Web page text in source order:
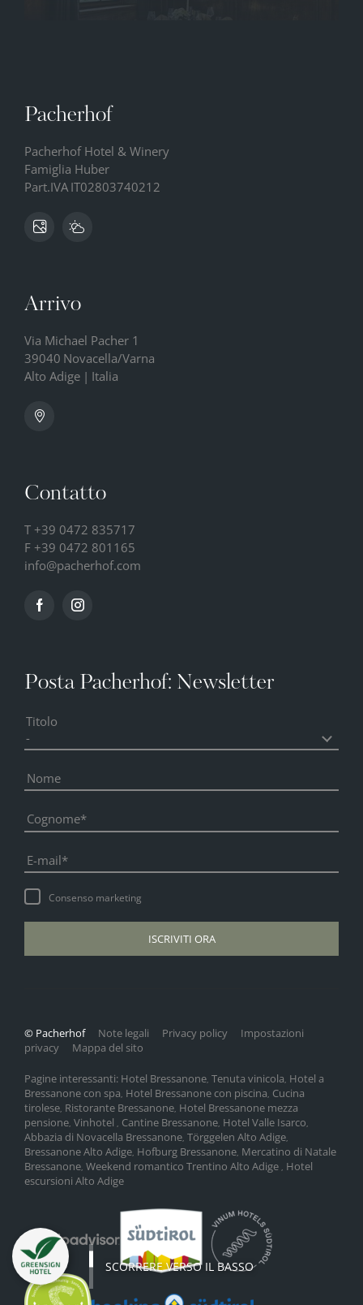
SCORRERE VERSO IL BASSO
Pacherhof
Pacherhof Hotel & Winery
Famiglia Huber
Part.IVA IT02803740212
Arrivo
Via Michael Pacher 1
39040 Novacella/Varna
Alto Adige | Italia
Contatto
T +39 0472 835717
F +39 0472 801165
info@pacherhof.com
Posta Pacherhof: Newsletter
Titolo
Nome
Cognome
E-mail
Consenso marketing
ISCRIVITI ORA
Pagine interessanti: Hotel Bressanone, Tenuta vinicola, Hotel a
Bressanone con spa, Hotel Bressanone con piscina, Cucina
tirolese, Ristorante Bressanone, Hotel Bressanone mezza
pensione, Vinhotel , Cantine Bressanone, Hotel Valle Isarco,
Abbazia di Novacella Bressanone, Törggelen Alto Adige,
Bressanone Alto Adige, Hofburg Bressanone, Mercatino di Natale
Bressanone, Weekend romantico Trentino Alto Adige , Hotel
escursioni Alto Adige
© Pacherhof Note legali Privacy policy
Impostazioni
privacy
Mappa del sito